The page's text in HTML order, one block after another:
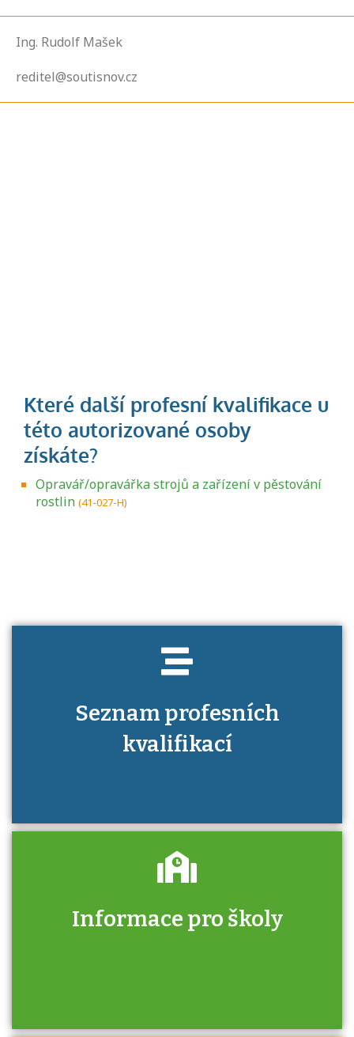
Ing. Rudolf Mašek
reditel@soutisnov.cz
Opravář/opravářka strojů a zařízení v pěstování
rostlin (41-027-H)
Seznam profesních
kvalifikací
Projděte si seznam profesních kvalifikací.
Informace pro školy
Zjistěte, jak se přihlásit ke zkoušce a kde